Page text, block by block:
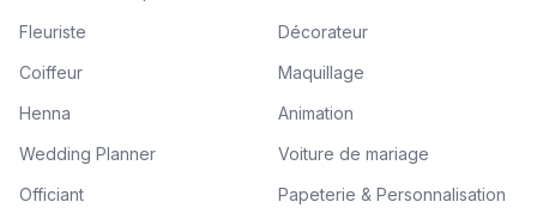
Fleuriste
Décorateur
Coiffeur
Maquillage
Henna
Animation
Wedding Planner
Voiture de mariage
Officiant
Papeterie & Personnalisation